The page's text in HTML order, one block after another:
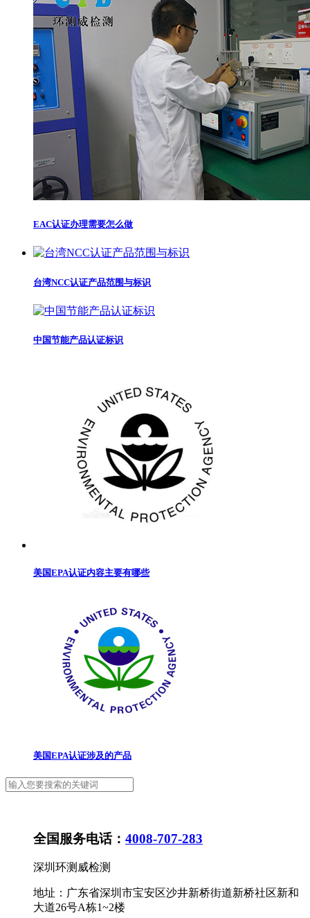
EAC认证办理需要怎么做
台湾NCC认证产品范围与标识
中国节能产品认证标识
美国EPA认证内容主要有哪些
美国EPA认证涉及的产品
全国服务电话： 4008-707-283
深圳环测威检测
地址：广东省深圳市宝安区沙井新桥街道新桥社区新和
大道26号A栋1~2楼